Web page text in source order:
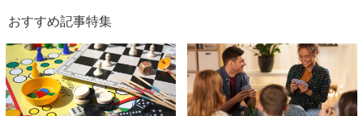
おすすめ記事特集